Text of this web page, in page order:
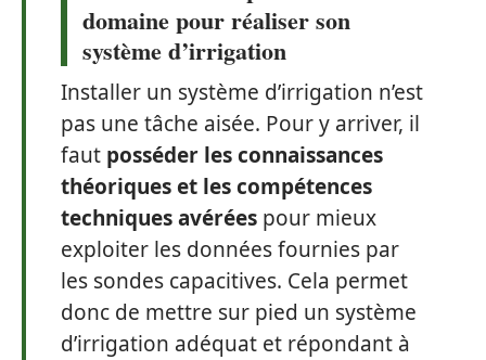
domaine pour réaliser son
système d’irrigation
Installer un système d’irrigation n’est
pas une tâche aisée. Pour y arriver, il
faut posséder les connaissances
théoriques et les compétences
techniques avérées pour mieux
exploiter les données fournies par
les sondes capacitives. Cela permet
donc de mettre sur pied un système
d’irrigation adéquat et répondant à